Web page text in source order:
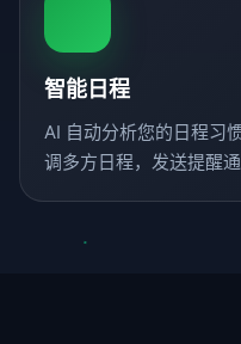
智能日程
AI 自动分析您的日程习
调多方日程，发送提醒